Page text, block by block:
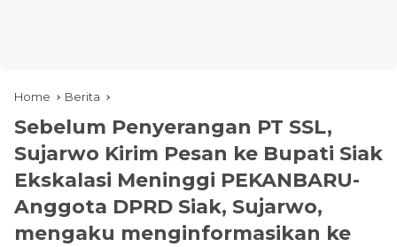
Home Berita
Sebelum Penyerangan PT SSL,
Sujarwo Kirim Pesan ke Bupati Siak
Ekskalasi Meninggi PEKANBARU-
Anggota DPRD Siak, Sujarwo,
mengaku menginformasikan ke